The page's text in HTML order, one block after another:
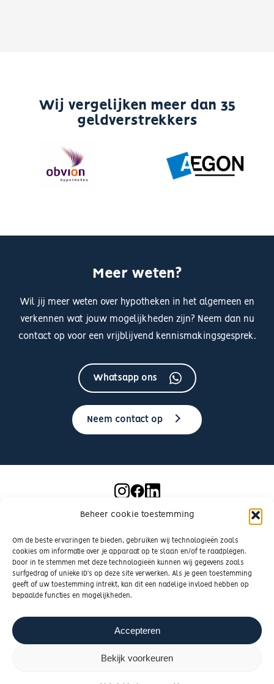
Beheer cookie toestemming
Om de beste ervaringen te bieden, gebruiken wij technologieën zoals
cookies om informatie over je apparaat op te slaan en/of te raadplegen.
Door in te stemmen met deze technologieën kunnen wij gegevens zoals
surfgedrag of unieke ID's op deze site verwerken. Als je geen toestemming
geeft of uw toestemming intrekt, kan dit een nadelige invloed hebben op
bepaalde functies en mogelijkheden.
Accepteren
Bekijk voorkeuren
Wij vergelijken meer dan 35
geldverstrekkers
Meer weten?
Wil jij meer weten over hypotheken in het algemeen en
verkennen wat jouw mogelijkheden zijn? Neem dan nu
contact op voor een vrijblijvend kennismakingsgesprek.
Whatsapp ons
Neem contact op
Cookiebeleid| Realisatie doorZeker Zichtbaar